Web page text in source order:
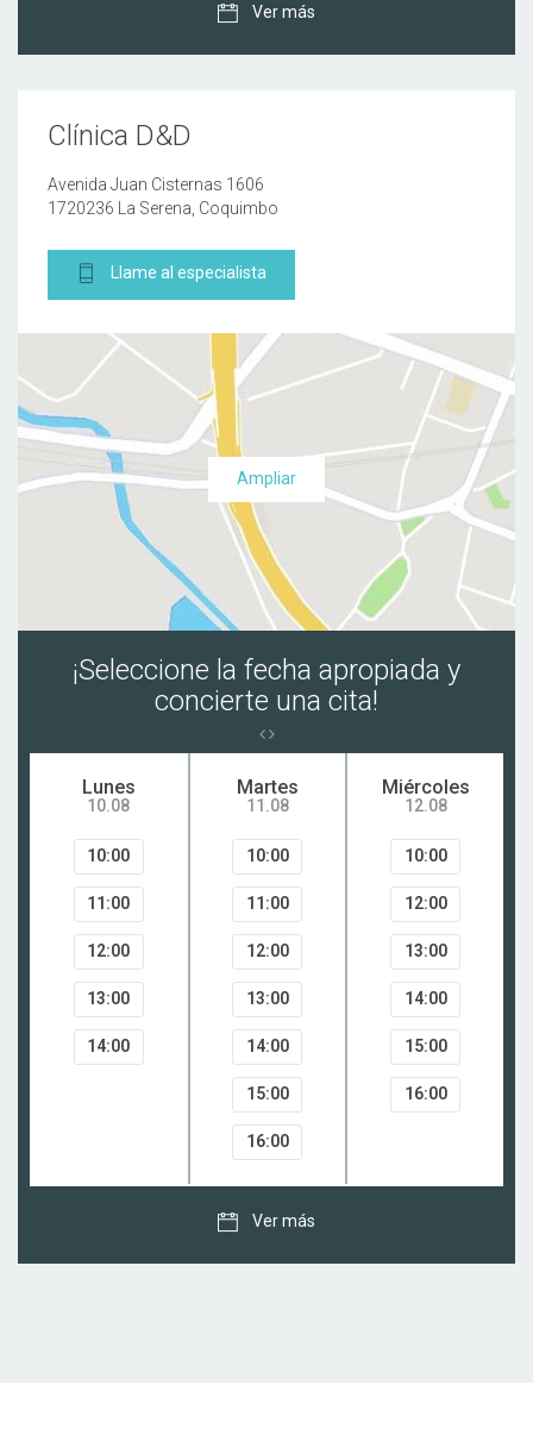
Ver más
Clínica D&D
Avenida Juan Cisternas 1606
1720236 La Serena, Coquimbo
Llame al especialista
Ampliar
¡Seleccione la fecha apropiada y
concierte una cita!
Lunes
10.08
10:00
11:00
12:00
13:00
14:00
Martes
11.08
10:00
11:00
12:00
13:00
14:00
15:00
16:00
Miércoles
12.08
10:00
12:00
13:00
14:00
15:00
16:00
Ver más